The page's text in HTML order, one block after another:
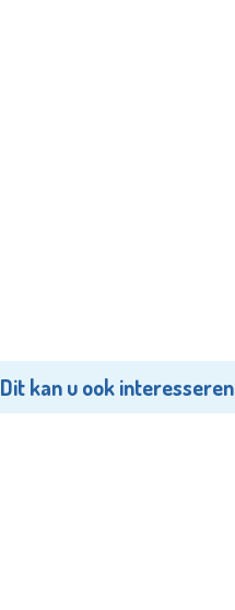
Dit kan u ook interesseren